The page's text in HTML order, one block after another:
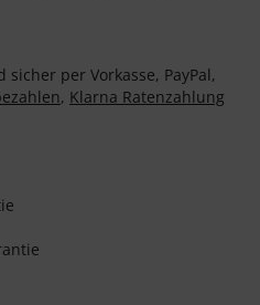
per Vorkasse, PayPal,
, Klarna Ratenzahlung